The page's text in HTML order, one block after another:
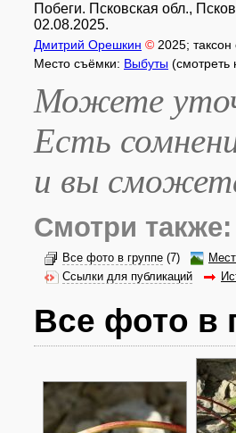
Побеги. Псковская обл.,
02.08.2025.
Дмитрий Орешкин © 2025;
Место съёмки: Выбуты (смотреть
Можете
Есть
и вы
Смотри также:
Все фото в группе (7)
Ссылки для публикаций
Все фото в